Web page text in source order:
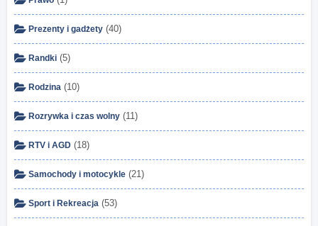
Prezenty i gadżety (40)
Randki (5)
Rodzina (10)
Rozrywka i czas wolny (11)
RTV i AGD (18)
Samochody i motocykle (21)
Sport i Rekreacja (53)